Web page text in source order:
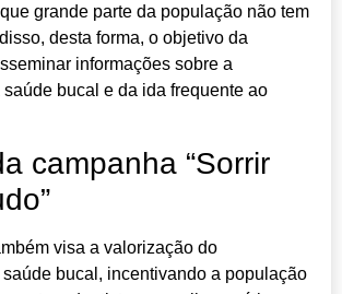
grande parte da população não tem
desta forma, o objetivo da
informações sobre a
bucal e da ida frequente ao
campanha “Sorrir
visa a valorização do
bucal, incentivando a população